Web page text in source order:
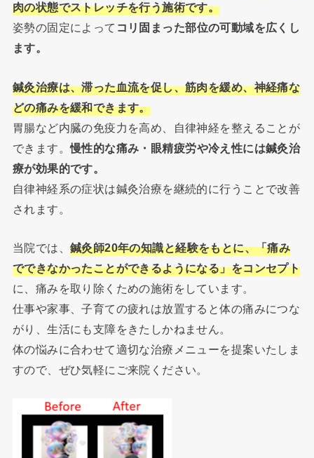
肉の状態でストレッチを行う施術です。
姿勢の固定によって コリ固まった部位の可動域を広くし
ます。
鍼灸治療は、滞った血流を促し、筋肉を緩め、神経痛な
どの痛みを緩和できます。
胃腸など内臓の免疫力を高め、自律神経を整えることが
できます。慢性的な痛み・眼精疲労や冷え性には鍼灸治
療が効果的です。
自律神経系の症状は鍼灸治療を継続的に行うことで改善
されます。
当院では、 鍼灸師20年の知識と経験をもとに、「痛み
でできなかったことができるようになる」をコンセプト
に、痛みを取り除くための施術をしています。
仕事や家事、子育ての疲れは放置すると体の痛みにつな
がり、生活にも支障をきたしかねません。
体の悩みに合わせて適切な治療メニューを提案いたしま
すので、ぜひ気軽にご来院ください。